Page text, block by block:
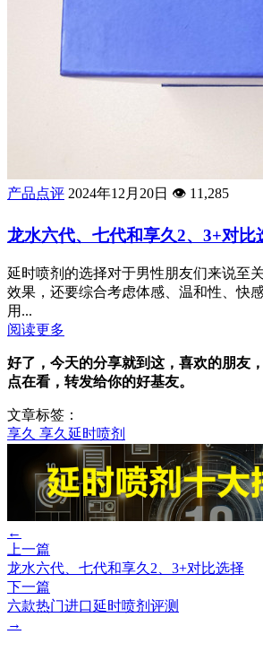
产品点评 2024年12月20日 👁️ 11,285
龙水六代、七代和享久2、3+对比
延时喷剂的选择对于男性朋友们来说至
效果，还要综合考虑体感、温和性、快
用...
阅读更多
好了，今天的分享就到这，喜欢的朋友，
点在看，转发给你的好基友。
文章标签：
享久 享久延时喷剂
←
上一篇
龙水六代、七代和享久2、3+对比选择
下一篇
六款热门进口延时喷剂评测
→